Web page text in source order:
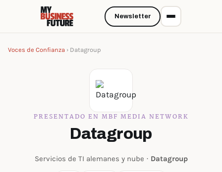
Voces de Confianza › Datagroup
PRESENTADO EN MBF MEDIA NETWORK
Datagroup
Servicios de TI alemanes y nube · Datagroup
Newsletter